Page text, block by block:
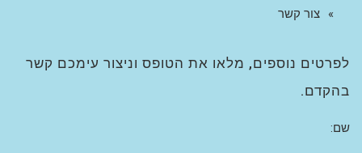
צור קשר
לפרטים נוספים, מלאו את הטופס וניצור עימכם קשר
בהקדם.
שם: